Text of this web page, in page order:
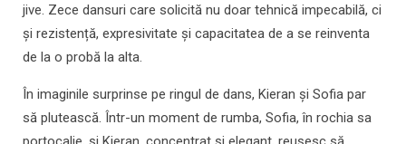
jive. Zece dansuri care solicită nu doar tehnică impecabilă, ci
și rezistență, expresivitate și capacitatea de a se reinventa
de la o probă la alta.
În imaginile surprinse pe ringul de dans, Kieran și Sofia par
să plutească. Într-un moment de rumba, Sofia, în rochia sa